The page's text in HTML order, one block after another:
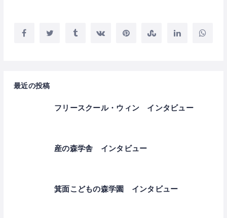
最近の投稿
フリースクール・ウィン インタビュー
産の森学舎 インタビュー
箕面こどもの森学園 インタビュー